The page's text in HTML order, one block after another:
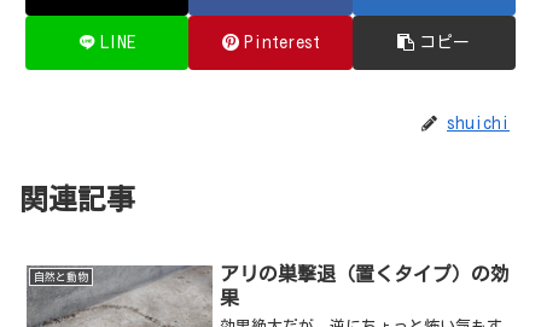
LINE Pinterest コピー
shuichi
関連記事
自然と動物
アリの巣撃退（置くタイプ）の効
果